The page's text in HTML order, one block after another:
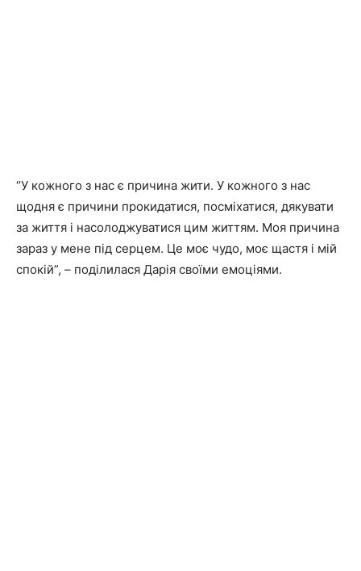
“У кожного з нас є причина жити. У кожного з нас
щодня є причини прокидатися, посміхатися, дякувати
за життя і насолоджуватися цим життям. Моя причина
зараз у мене під серцем. Це моє чудо, моє щастя і мій
спокій”, – поділилася Дарія своїми емоціями.